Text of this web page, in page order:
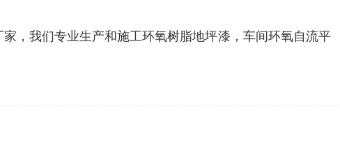
，我们专业生产和施工环氧树脂地坪漆，车间环氧自流平